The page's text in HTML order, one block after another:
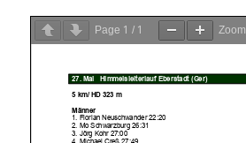
Page 1 / 1 Zoom